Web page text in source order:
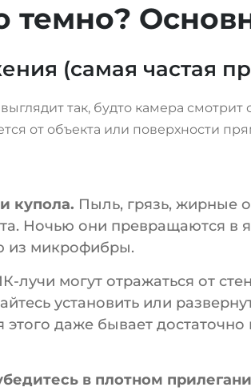
темно?
(самая частая
так, будто камера
от объекта или поверхности
купола. Пыль, грязь, жирные
Ночью они превращаются
из микрофибры.
лучи могут отражаться от
установить или
даже бывает
в плотном